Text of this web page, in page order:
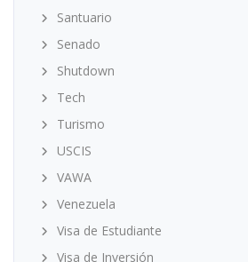
Santuario
Senado
Shutdown
Tech
Turismo
USCIS
VAWA
Venezuela
Visa de Estudiante
Visa de Inversión